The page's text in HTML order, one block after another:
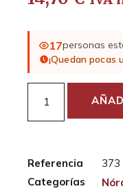
17personas
¡Quedan pocas
Referencia
373
Categorías